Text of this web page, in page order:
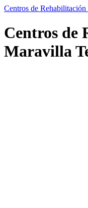
Centros de
Centros de
Maravilla